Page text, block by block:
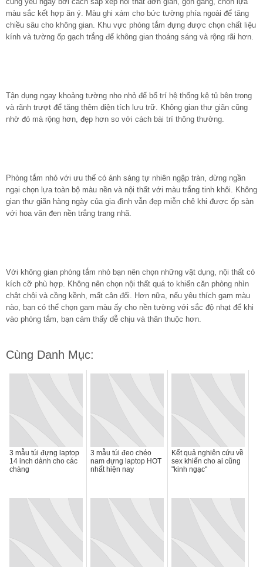
màu sắc kết hợp ăn ý. Màu ghi xám cho bức tường phía ngoài để tăng
chiều sâu cho không gian. Khu vực phòng tắm đựng được chọn chất liệu
kính và tường ốp gạch trắng để không gian thoáng sáng và rộng rãi hơn.
Tận dụng ngay khoảng tường nho nhỏ để bố trí hệ thống kệ tủ bên trong
và rãnh trượt để tăng thêm diện tích lưu trữ. Không gian thư giãn cũng
nhờ đó mà rộng hơn, đẹp hơn so với cách bài trí thông thường.
Phòng tắm nhỏ với ưu thế có ánh sáng tự nhiên ngập tràn, đừng ngần
ngại chọn lựa toàn bộ màu nền và nội thất với màu trắng tinh khôi. Không
gian thư giãn hàng ngày của gia đình vẫn đẹp miễn chê khi được ốp sàn
với hoa văn đen nền trắng trang nhã.
Với không gian phòng tắm nhỏ bạn nên chọn những vật dụng, nội thất có
kích cỡ phù hợp. Không nên chọn nội thất quá to khiến căn phòng nhìn
chật chội và cồng kềnh, mất cân đối. Hơn nữa, nếu yêu thích gam màu
nào, bạn có thể chọn gam màu ấy cho nền tường với sắc độ nhạt để khi
vào phòng tắm, bạn cảm thấy dễ chịu và thân thuộc hơn.
Cùng Danh Mục:
3 mẫu túi đựng laptop
14 inch dành cho các
chàng
3 mẫu túi đeo chéo
nam đựng laptop HOT
nhất hiện nay
Kết quả nghiên cứu về
sex khiến cho ai cũng
"kinh ngạc"